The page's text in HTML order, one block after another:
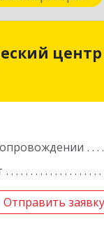
Отправить заявку
обл,
Отправить заявку